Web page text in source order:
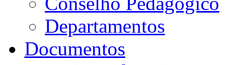
Departamentos
Documentos